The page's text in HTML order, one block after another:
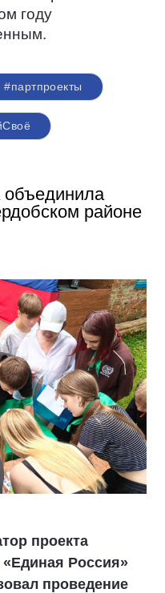
году
#партпроекты
объединила
районе
проекта
«Единая Россия»
проведение